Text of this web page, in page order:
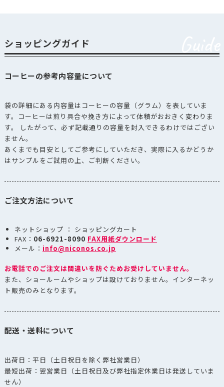
ショッピングガイド
コーヒーの参考内容量について
袋の詳細にある内容量はコーヒーの容量（グラム）を表していま
す。コーヒーは煎り具合や挽き方によって体積がおおきく変わりま
す。 したがって、必ず記載通りの容量を封入できるわけではござい
ません。
あくまでも目安としてご参考にしていただき、実際に入るかどうか
はサンプルをご試用の上、ご判断ください。
ご注文方法について
ネットショップ ： ショッピングカート
FAX： 06-6921-8090 FAX用紙ダウンロード
メール： info@niconos.co.jp
お電話でのご注文は間違いを防ぐためお受けしていません。
また、ショールームやショップは設けておりません。インターネッ
ト販売のみとなります。
配送・送料について
出荷日：平日（土日祝日を除く弊社営業日）
最短出荷：翌営業日（土日祝日及び弊社指定休業日は発送していま
せん）